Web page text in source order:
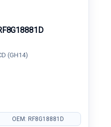
(GH14)
OEM: RF8G18881D